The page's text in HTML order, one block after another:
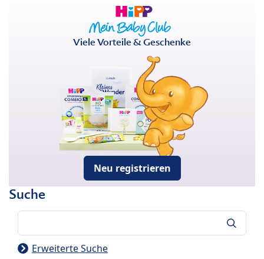
Viele Vorteile & Geschenke
Neu registrieren
Suche
Erweiterte Suche